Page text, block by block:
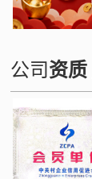
公司 资质